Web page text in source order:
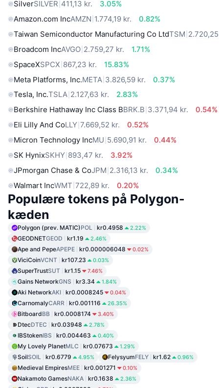
SilverSILVER 411,13 kr.
3.05%
Amazon.com IncAMZN 1.774,19 kr.
0.82%
Taiwan Semiconductor Manufacturing Co LtdTSM
Broadcom IncAVGO 2.759,27 kr.
1.71%
SpaceXSPCX 867,23 kr.
15.83%
Meta Platforms, Inc.META 3.826,59 kr.
0.37%
Tesla, Inc.TSLA 2.127,63 kr.
2.83%
Berkshire Hathaway Inc Class BBRK.B 3.371,94 kr.
0.54%
Eli Lilly And CoLLY 7.669,52 kr.
0.52%
Micron Technology IncMU 5.690,91 kr.
0.44%
SK HynixSKHY 893,47 kr.
3.92%
JPmorgan Chase & CoJPM 2.316,13 kr.
0.34%
Walmart IncWMT 722,89 kr. 0.20%
Populære tokens på Polygon-
kæden
Polygon (prev. MATIC)POL kr0.4958 2.22%
GEODNETGEOD kr1.19 2.46%
Ape and PepeAPEPE kr0.000006048 0.02%
ViciCoinVCNT kr107.23 0.03%
SuperTrustSUT kr1.15 7.46%
Gains NetworkGNS kr3.34 1.84%
Aki NetworkAKI kr0.0008245 0.04%
CarnomalyCARR kr0.001116 26.35%
BitboardBB kr0.0008174 3.40%
DtecDTEC kr0.03948 2.78%
IBStokenIBS kr0.004463 0.40%
My Lovely PlanetMLC kr0.07673 1.29%
SoilSOIL kr0.6779 4.95% FelysyumFELY kr1.62 0.96%
Medieval EmpiresMEE kr0.001271 0.10%
Nakamoto GamesNAKA kr0.1638 2.36%